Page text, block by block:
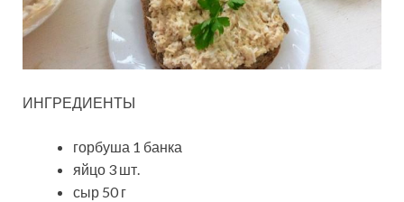
ИНГРЕДИЕНТЫ
горбуша 1 банка
яйцо 3 шт.
сыр 50 г